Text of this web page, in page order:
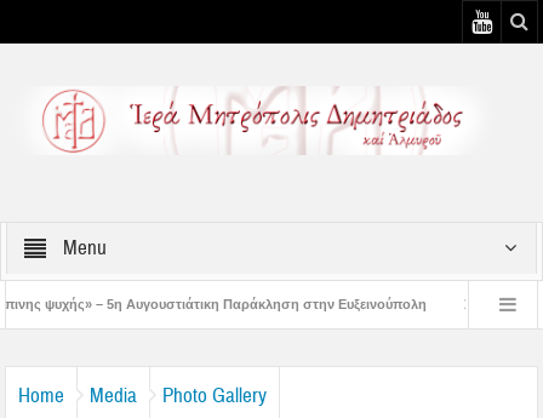
Menu
Παράκληση στην Ευξεινούπολη Χειροθεσία Πνευματικού και
Home Media Photo Gallery